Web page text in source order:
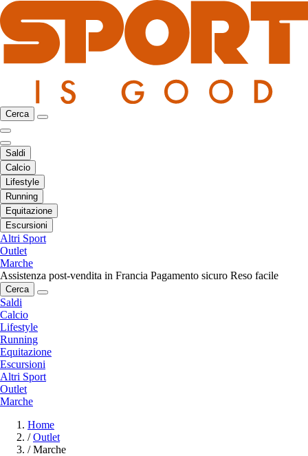
Cerca
Saldi
Calcio
Lifestyle
Running
Equitazione
Escursioni
Altri Sport
Outlet
Marche
Assistenza post-vendita in Francia Pagamento sicuro Reso facile
Cerca
Saldi
Calcio
Lifestyle
Running
Equitazione
Escursioni
Altri Sport
Outlet
Marche
Home
/ Outlet
/ Marche